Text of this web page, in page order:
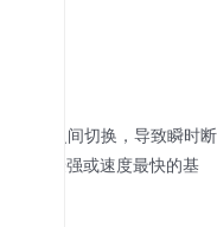
基站之间切换，导致瞬时断
信号最强或速度最快的基